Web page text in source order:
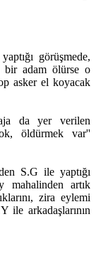
görüşmede,
bir adam ölürse o
asker el koyacak
da yer verilen
öldürmek var''
S.G ile yaptığı
mahalinden artık
zira eylemi
ile arkadaşlarının